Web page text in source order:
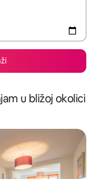
u bližoj okolici